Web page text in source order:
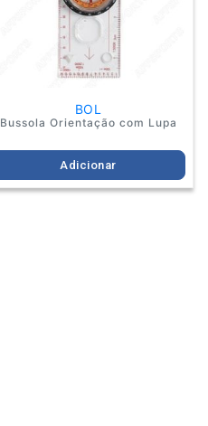
BOL
Bussola Orientação com Lupa
Adicionar